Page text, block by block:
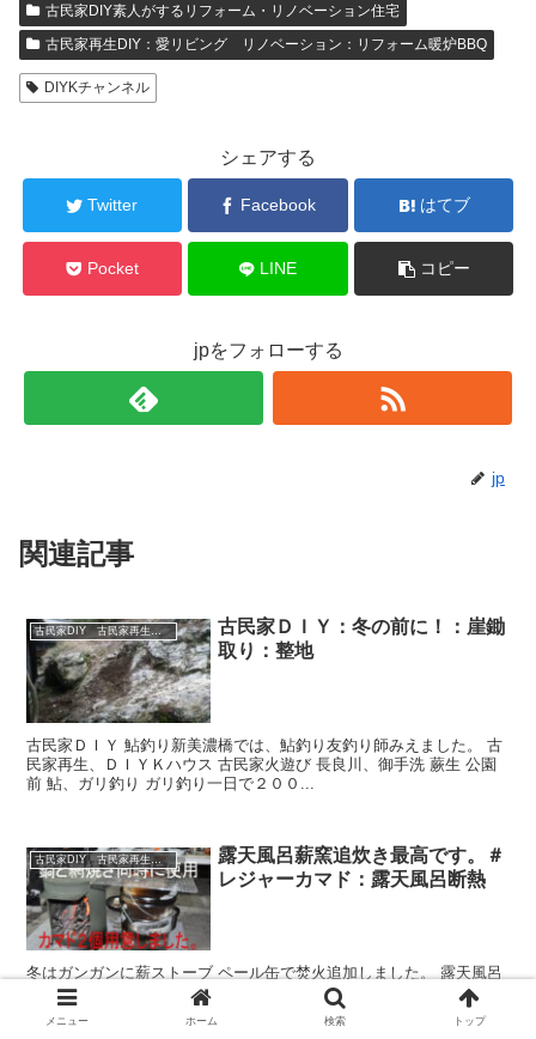
古民家DIY素人がするリフォーム・リノベーション住宅
古民家再生DIY：愛リビング リノベーション：リフォーム暖炉BBQ
DIYKチャンネル
シェアする
Twitter Facebook はてブ
Pocket LINE コピー
jpをフォローする
jp
関連記事
古民家DIY 古民家再生 別荘 リフォーム 小屋 薪ストーブ
古民家ＤＩＹ：冬の前に！：崖鋤
取り：整地
古民家ＤＩＹ 鮎釣り新美濃橋では、鮎釣り友釣り師みえました。 古
民家再生、ＤＩＹＫハウス 古民家火遊び 長良川、御手洗 蕨生 公園
前 鮎、ガリ釣り ガリ釣り一日で２００...
古民家DIY 古民家再生 別荘 リフォーム 小屋 薪ストーブ
露天風呂薪窯追炊き最高です。＃
レジャーカマド：露天風呂断熱
冬はガンガンに薪ストーブ ペール缶で焚火追加しました。 露天風呂
追い炊きで暖かい。機能追加❣ 風呂ポンプこれが使えました。 露天
風呂の断熱を上げるため思案中！ ドローン山撮影 冬はガンガンに薪
ストーブ ウ...
メニュー ホーム 検索 トップ